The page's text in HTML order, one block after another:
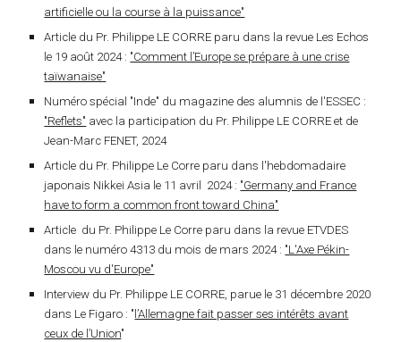
artificielle ou la course à la puissance"
Article du Pr. Philippe LE CORRE paru dans la revue Les Echos
le 19 août 2024 : "Comment l’Europe se prépare à une crise
taïwanaise"
Numéro spécial "Inde" du magazine des alumnis de l'ESSEC :
"Reflets" avec la participation du Pr. Philippe LE CORRE et de
Jean-Marc FENET, 2024
Article du Pr. Philippe Le Corre paru dans l'hebdomadaire
japonais Nikkei Asia le 11 avril 2024 : "Germany and France
have to form a common front toward China"
Article du Pr. Philippe Le Corre paru dans la revue ETVDES
dans le numéro 4313 du mois de mars 2024 : "L'Axe Pékin-
Moscou vu d'Europe"
Interview du Pr. Philippe LE CORRE, parue le 31 décembre 2020
dans Le Figaro : " l’Allemagne fait passer ses intérêts avant
ceux de l’Union"